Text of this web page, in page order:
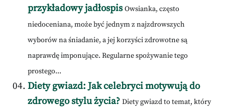
przykładowy jadłospis Owsianka, często
niedoceniana, może być jednym z najzdrowszych
wyborów na śniadanie, a jej korzyści zdrowotne są
naprawdę imponujące. Regularne spożywanie tego
prostego...
Diety gwiazd: Jak celebryci motywują do
zdrowego stylu życia? Diety gwiazd to temat, który